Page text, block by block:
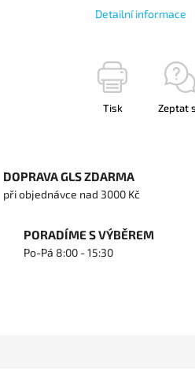
Detailní informace
Tisk Zeptat
DOPRAVA GLS ZDARMA
při objednávce nad 3000 Kč
PORADÍME S VÝBĚREM
Po-Pá 8:00 - 15:30